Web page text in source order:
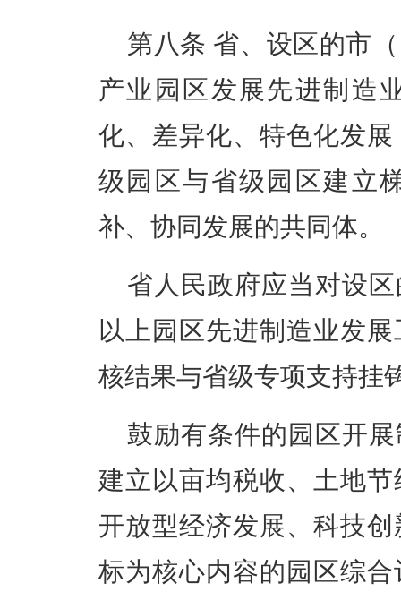
第八条 省、设区的市
产业园区发展先进制造
化、差异化、特色化发
级园区与省级园区建立
补、协同发展的共同体。
省人民政府应当对设
以上园区先进制造业发
核结果与省级专项支持挂
鼓励有条件的园区开
建立以亩均税收、土地
开放型经济发展、科技
标为核心内容的园区综